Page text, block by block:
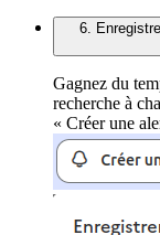
6.
Gagnez du
recherche à
« Créer une